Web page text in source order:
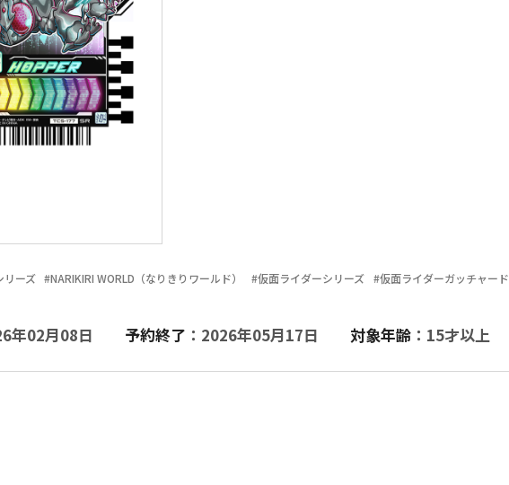
リーズ #NARIKIRI WORLD（なりきりワールド） #仮面ライダーシリーズ #仮面ライダーガッチャード
年02月08日 予約終了 ：2026年05月17日 対象年齢 ：15才以上